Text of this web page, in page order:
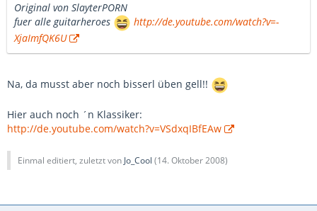
Original von SlayterPORN
fuer alle guitarheroes
http://de.youtube.com/watch?v=-
XjaImfQK6U
Na, da musst aber noch bisserl üben gell!!
Hier auch noch ´n Klassiker:
http://de.youtube.com/watch?v=VSdxqIBfEAw
Einmal editiert, zuletzt von Jo_Cool (14. Oktober 2008)